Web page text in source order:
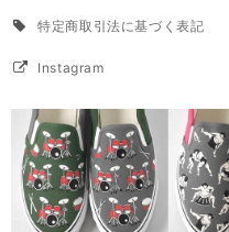
特定商取引法に基づく表記
Instagram